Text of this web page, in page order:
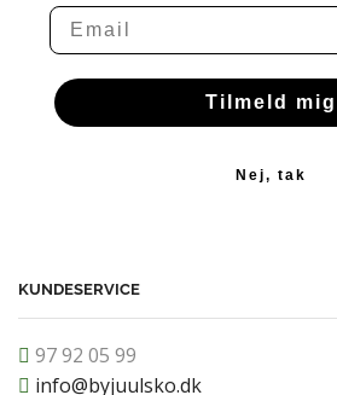
Email
Tilmeld mig
Nej, tak
KUNDESERVICE
97 92 05 99
info@byjuulsko.dk